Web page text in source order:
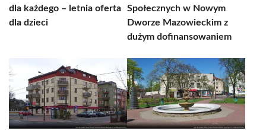
dla każdego – letnia oferta
dla dzieci
Społecznych w Nowym
Dworze Mazowieckim z
dużym dofinansowaniem